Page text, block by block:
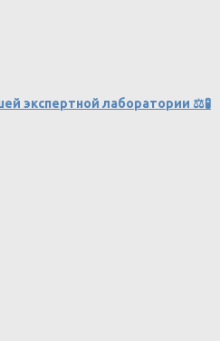
экспертной лаборатории ⚖️🧪